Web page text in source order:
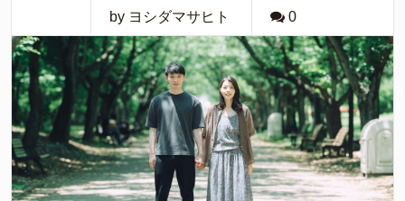
by ヨシダマサヒト 0